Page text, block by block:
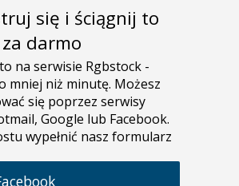
się i ściągnij to
darmo